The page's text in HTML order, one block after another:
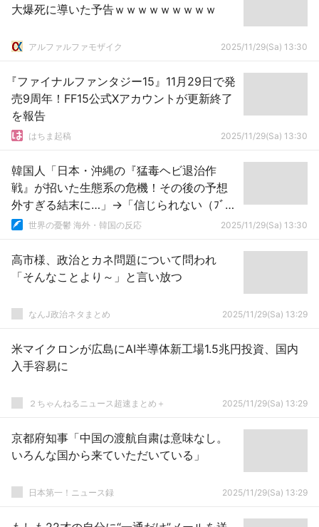
大爆死に導いた予告ｗｗｗｗｗｗｗｗｗ
アルファルファモザイク 2025/11/29(Sa) 13:30
『ファイナルファンタジー15』11月29日で発
売9周年！FF15公式Xアカウントが更新終了
を報告
はちま起稿 2025/11/29(Sa) 13:30
韓国人「日本・沖縄の『猛毒ヘビ退治作
戦』が招いた生態系の危機！その後の予想
外すぎる結末に…」→「信じられない（ﾌﾞﾙ
ﾌﾞﾙ」世界の憂鬱 海外・韓国の反応 2025/11/29(Sa) 13:30
高市様、政治とカネ問題について問われ
「そんなことより～」と言い放つ
なんJ政治ネタまとめ 2025/11/29(Sa) 13:29
米マイクロンが広島にAI半導体新工場1.5兆円投資、国内
入手容易に
２ちゃんねるニュース超速まとめ＋ 2025/11/29(Sa) 13:29
京都府知事「中国の渡航自粛は意味なし。
いろんな国から来ていただいている」
日本第一！ニュース録 2025/11/29(Sa) 13:29